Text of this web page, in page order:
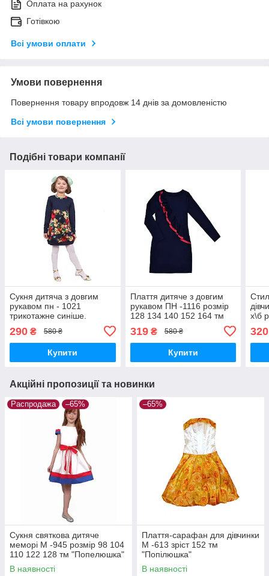
Оплата на рахунок
Готівкою
Всі умови оплати
Умови повернення
Повернення товару впродовж 14 днів за домовленістю
Всі умови повернення
Подібні товари компанії
Сукня дитяча з довгим
рукавом пн - 1021
трикотажне синіше.
"Попелюшка"
290 ₴ 580 ₴
Купити
Плаття дитяче з довгим
рукавом ПН -1116 розмір
128 134 140 152 164 тм
319₴ 580 ₴
Купити
х\б
320
Акційні пропозиції та новинки
Распродажа –65%
Сукня святкова дитяче
меморі М -945 розмір 98 104
110 122 128 тм "Попелюшка"
В наявності
–65%
Плаття-сарафан для дівчинки
М -613 зріст 152 тм
"Попілюшка"
В наявності